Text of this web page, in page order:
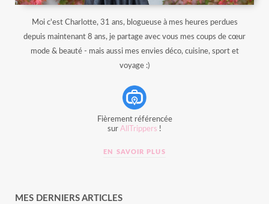
Moi c'est Charlotte, 31 ans, blogueuse à mes heures perdues
depuis maintenant 8 ans, je partage avec vous mes coups de cœur
mode & beauté - mais aussi mes envies déco, cuisine, sport et
voyage :)
Fièrement référencée
sur AllTrippers !
EN SAVOIR PLUS
MES DERNIERS ARTICLES